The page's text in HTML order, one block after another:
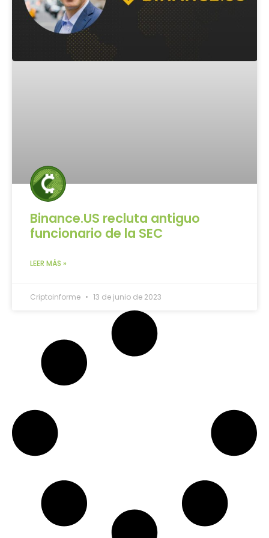
Binance.US recluta antiguo
funcionario de la SEC
LEER MÁS »
Criptoinforme 13 de junio de 2023